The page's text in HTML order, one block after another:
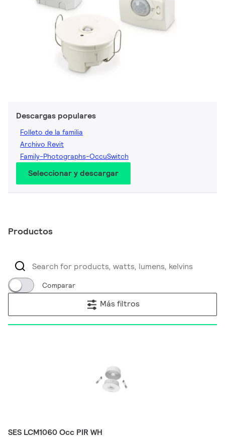
Descargas populares
Folleto de la familia
Archivo Revit
Family-Photographs-OccuSwitch
Seleccionar y descargar
Productos
Comparar
Más filtros
SES LCM1060 Occ PIR WH